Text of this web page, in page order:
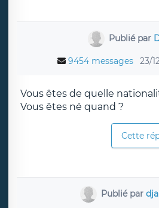
Publié par
9454 messages 23/
Vous êtes de quelle
Vous êtes né quand ?
Cette
Publié par